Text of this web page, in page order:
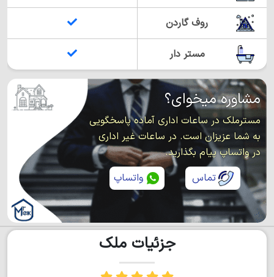
روف گاردن
مستر دار
مشاوره میخوای؟
مسترملک در ساعات اداری آماده پاسخگویی
به شما عزیزان است. در ساعات غیر اداری
در واتساپ پیام بگذارید.
تماس
واتساپ
جزئیات ملک